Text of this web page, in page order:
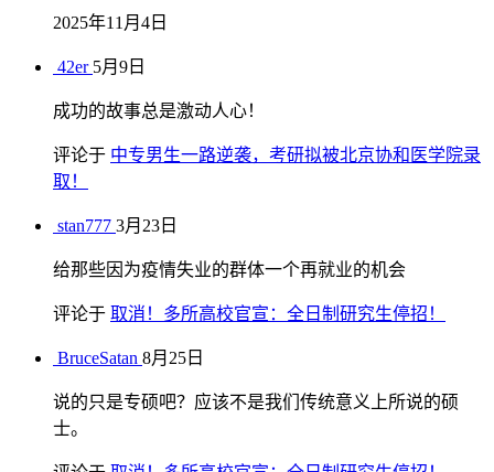
2025年11月4日
42er 5月9日
成功的故事总是激动人心！
评论于 中专男生一路逆袭，考研拟被北京协和医学院录
取！
stan777 3月23日
给那些因为疫情失业的群体一个再就业的机会
评论于 取消！多所高校官宣：全日制研究生停招！
BruceSatan 8月25日
说的只是专硕吧？应该不是我们传统意义上所说的硕
士。